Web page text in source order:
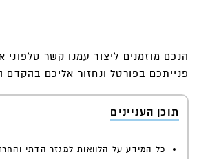
הנכם מוזמנים ליצור עמנו קשר
פנייתכם בפורטל ונחזור אליכם בהקדם
תוכן העניינים
כל המידע על הלוואות למגזר הדתי